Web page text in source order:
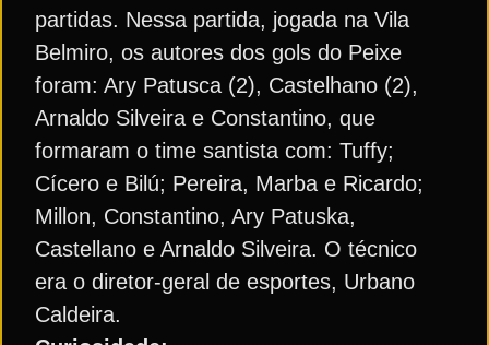
partidas. Nessa partida, jogada na Vila
Belmiro, os autores dos gols do Peixe
foram: Ary Patusca (2), Castelhano (2),
Arnaldo Silveira e Constantino, que
formaram o time santista com: Tuffy;
Cícero e Bilú; Pereira, Marba e Ricardo;
Millon, Constantino, Ary Patuska,
Castellano e Arnaldo Silveira. O técnico
era o diretor-geral de esportes, Urbano
Caldeira.